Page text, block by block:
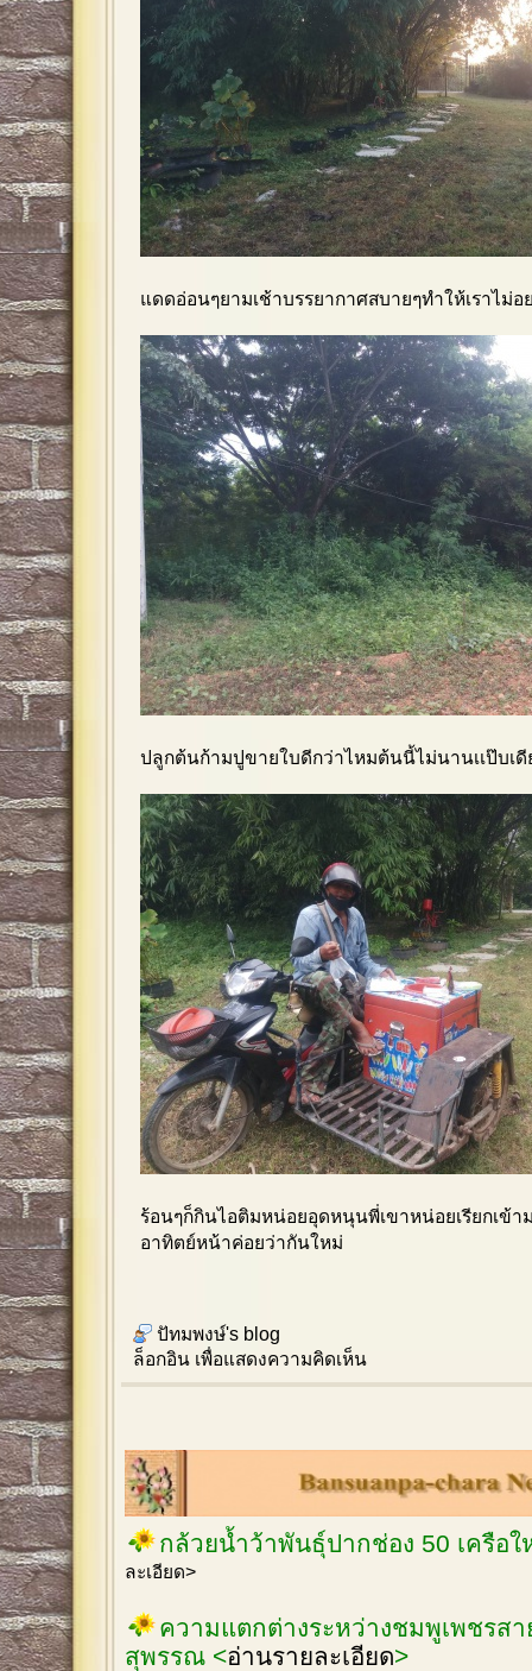
แดดอ่อนๆยามเช้าบรรยากาศสบายๆทำให้เราไม่อ
ปลูกต้นก้ามปูขายใบดีกว่าไหมต้นนี้ไม่นานเเป๊บเดี
ร้อนๆก็กินไอติมหน่อยอุดหนุนพี่เขาหน่อยเรียกเข้
อาทิตย์หน้าค่อยว่ากันใหม่
ปัทมพงษ์'s blog
ล็อกอิน เพื่อแสดงความคิดเห็น
กล้วยน้ำว้าพันธุ์ปากช่อง 50 เครือ
ละเอียด>
ความแตกต่างระหว่างชมพูเพชรส
สุพรรณ <อ่านรายละเอียด>